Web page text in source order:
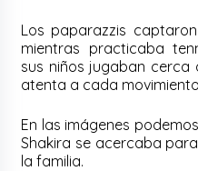
Los paparazzis
mientras practicaba
sus niños jugaban cerca
atenta a cada
En las imágenes
Shakira se acercaba
la familia.